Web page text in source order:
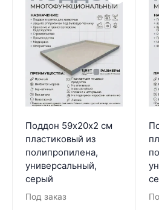
Поддон 59х20х2 см
пластиковый из
полипропилена,
универсальный,
серый
Под заказ